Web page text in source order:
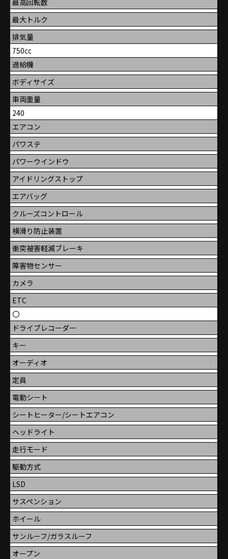
最高回転数
最大トルク
排気量
750㏄
過給機
ボディサイズ
車両重量
240
エアコン
パワステ
パワーウインドウ
アイドリングストップ
エアバッグ
クルーズコントロール
横滑り防止装置
衝突被害軽減ブレーキ
障害物センサー
カメラ
ETC
〇
ドライブレコーダー
キー
オーディオ
定員
電動シート
シートヒーター/シートエアコン
ヘッドライト
走行モード
駆動方式
LSD
サスペンション
ホイール
サンルーフ/ガラスルーフ
オープン